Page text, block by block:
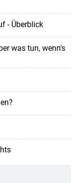
- Überblick
was tun, wenn's